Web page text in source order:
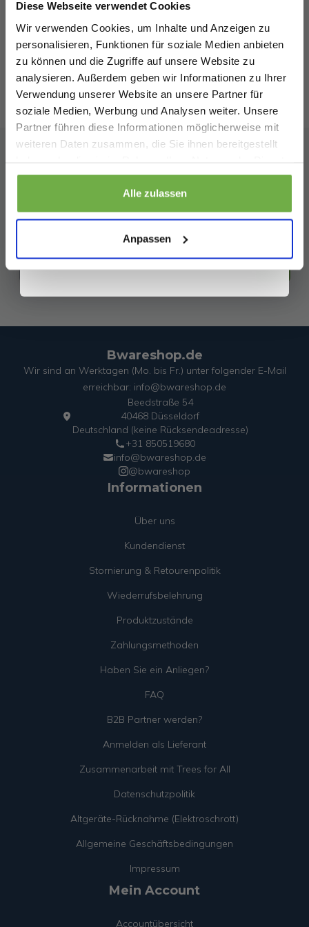
Diese Webseite verwendet Cookies
Wir verwenden Cookies, um Inhalte und Anzeigen zu
personalisieren, Funktionen für soziale Medien anbieten
zu können und die Zugriffe auf unsere Website zu
analysieren. Außerdem geben wir Informationen zu Ihrer
Verwendung unserer Website an unsere Partner für
soziale Medien, Werbung und Analysen weiter. Unsere
Partner führen diese Informationen möglicherweise mit
weiteren Daten zusammen, die Sie ihnen bereitgestellt
gesammelt haben.
Alle zulassen
Anpassen
Vergleichspreis 19,95 €
4,99 €
75
Bewertungen vonTrusted Shops
Bleiben Sie auf dem Laufenden über unsere neuesten
Bwareshop.de
Wir sind an Werktagen (Mo. bis Fr.) unter folgender E-Mail
erreichbar: info@bwareshop.de
Beedstraße 54
40468 Düsseldorf
Deutschland (keine Rücksendeadresse)
+31 850519680
info@bwareshop.de
@bwareshop
Informationen
Über uns
Kundendienst
Stornierung & Retourenpolitik
Wiederrufsbelehrung
Produktzustände
Zahlungsmethoden
Haben Sie ein Anliegen?
FAQ
B2B Partner werden?
Anmelden als Lieferant
Zusammenarbeit mit Trees for All
Datenschutzpolitik
Altgeräte-Rücknahme (Elektroschrott)
Allgemeine Geschäftsbedingungen
Impressum
Mein Account
Accountübersicht
Rabatten bis zu 70%.
Geburtstag
Sicher dir 5 € Rabatt
Wenn du dich anmeldest, erklärst du dich damit einverstanden, Angebote
erhalten. Außerdem stimmst du unserer
Datenschutzerklärung